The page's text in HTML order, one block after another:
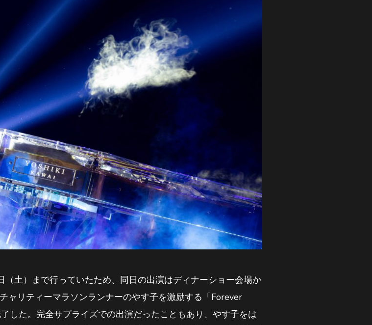
土）まで行っていたため、同日の出演はディナーショー会場か
ャリティーマラソンランナーのやす子を激励する「Forever
した。完全サプライズでの出演だったこともあり、やす子をは